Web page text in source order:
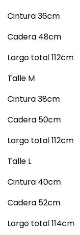
Cintura 36cm
Cadera 48cm
Largo total 112cm
Talle M
Cintura 38cm
Cadera 50cm
Largo total 112cm
Talle L
Cintura 40cm
Cadera 52cm
Largo total 114cm